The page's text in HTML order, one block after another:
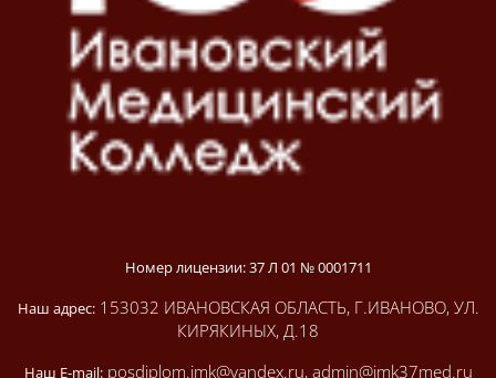
Номер лицензии: 37 Л 01 № 0001711
Наш адрес:153032 ИВАНОВСКАЯ ОБЛАСТЬ, Г.ИВАНОВО, УЛ.
КИРЯКИНЫХ, Д.18
Наш E-mail:posdiplom.imk@yandex.ru, admin@imk37med.ru